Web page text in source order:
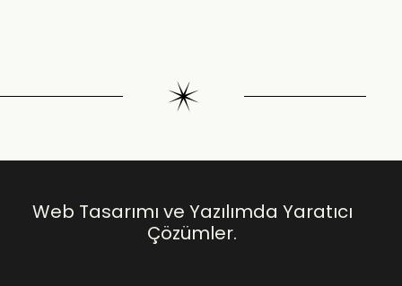
Web Tasarımı ve Yazılımda Yaratıcı
Çözümler.